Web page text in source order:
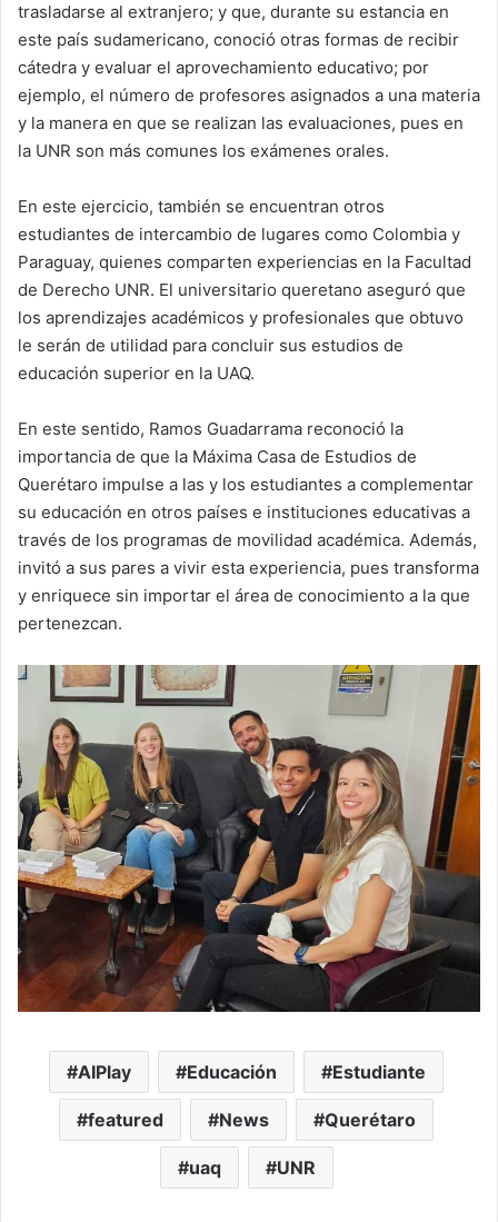
trasladarse al extranjero; y que, durante su estancia en
este país sudamericano, conoció otras formas de recibir
cátedra y evaluar el aprovechamiento educativo; por
ejemplo, el número de profesores asignados a una materia
y la manera en que se realizan las evaluaciones, pues en
la UNR son más comunes los exámenes orales.
En este ejercicio, también se encuentran otros
estudiantes de intercambio de lugares como Colombia y
Paraguay, quienes comparten experiencias en la Facultad
de Derecho UNR. El universitario queretano aseguró que
los aprendizajes académicos y profesionales que obtuvo
le serán de utilidad para concluir sus estudios de
educación superior en la UAQ.
En este sentido, Ramos Guadarrama reconoció la
importancia de que la Máxima Casa de Estudios de
Querétaro impulse a las y los estudiantes a complementar
su educación en otros países e instituciones educativas a
través de los programas de movilidad académica. Además,
invitó a sus pares a vivir esta experiencia, pues transforma
y enriquece sin importar el área de conocimiento a la que
pertenezcan.
AIPlay Educación Estudiante
featured News Querétaro
uaq UNR